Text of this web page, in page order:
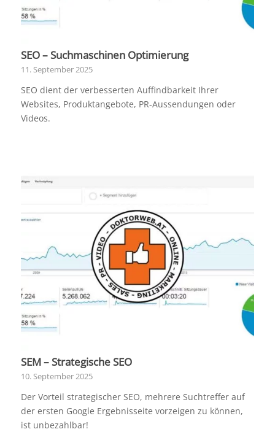
SEO – Suchmaschinen Optimierung
11. September 2025
SEO dient der verbesserten Auffindbarkeit Ihrer
Websites, Produktangebote, PR-Aussendungen oder
Videos.
SEM – Strategische SEO
10. September 2025
Der Vorteil strategischer SEO, mehrere Suchtreffer auf
der ersten Google Ergebnisseite vorzeigen zu können,
ist unbezahlbar!